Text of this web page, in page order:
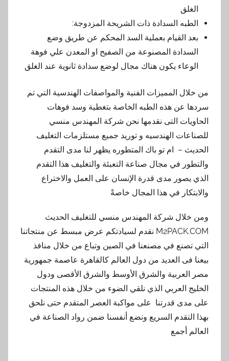
الغلق
الطبه السدادة ذات الشريحة المزدوجة:
بعد القيام بعملية السد المحكم عن طريق وضع
السدادة المصنوعة من الصفيح او المعدن علي فوهة
الوعاء يكون هناك مجال لوضع سدادة ثانوية عند الغلق
من خلال المميزات الفنية والمواصفات الهندسية التي تم
سردها عن هذه الطبه الخاصة بتغطية وسد فوهات
الحاويات التى نقدمها نحن شركة المهندس منسي
للصناعات الهندسيه و توريد جميع مستلزمات التغليف
الحديث – ام تو باك المتطوره يظهر لنا مدى التقدم
والتطور في مجال صناعة التعبئة والتغليف هذا التقدم
الذي يصور مدى قدرة الإنسان على العمل والاختراع
والابتكار في هذا المجال خاصةً
ومن خلال شركة المهندس منسي للتغليف الحديث
M2PACK.COM نقدم لسيادتكم عرض مبسط عن منتجاتنا
التي تصنع في مصنعنا في الصين وتباع من خلال منافذ
بيعنا فى العديد من دول العالم كالقاهرة عاصمة جمهورية
مصر العربية والشرق الأوسط والشرق الأقصى ودول
الخليج العربي الذي نلقي الضوء من خلال هذه المنتجات
على مدى قدرتنا على مواكبة العصر المتقدم حتى نلحق
بهذا التقدم السريع ونضع أنفسنا ضمن رواد الصناعة في
العالم أجمع